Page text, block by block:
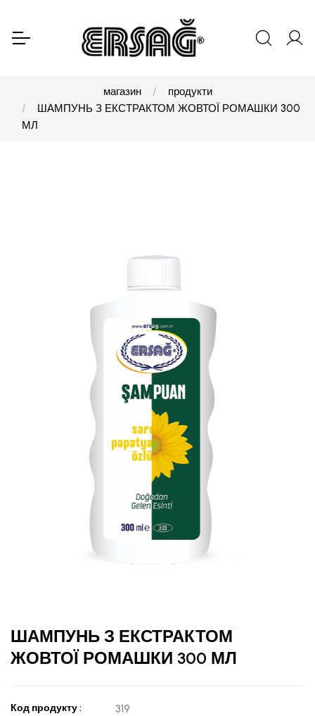
магазин
продукти
ШАМПУНЬ З ЕКСТРАКТОМ ЖОВТОЇ РОМАШКИ 300
МЛ
ШАМПУНЬ З ЕКСТРАКТОМ
ЖОВТОЇ РОМАШКИ 300 МЛ
Код продукту : 319